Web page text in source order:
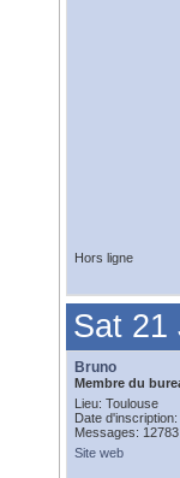
Hors ligne
Sat 21
Bruno
Membre du
Lieu: Toulouse
Date
Messages: 12783
Site web